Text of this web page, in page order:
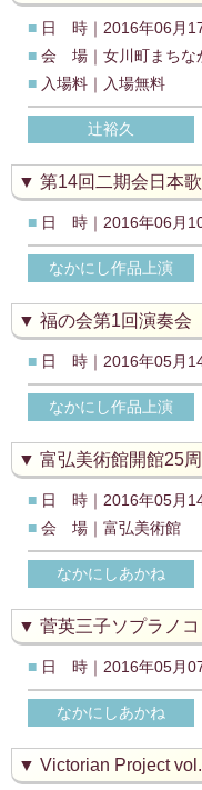
■ 日 時｜2016年06月
■ 会 場｜女川町まちな
■ 入場料｜入場無料
辻裕久
第14回二期会日本
■ 日 時｜2016年06月
なかにし作品上演
福の会第1回演奏会
■ 日 時｜2016年05月
なかにし作品上演
富弘美術館開館25
■ 日 時｜2016年05月
■ 会 場｜富弘美術館
なかにしあかね
菅英三子ソプラノコ
■ 日 時｜2016年05月
なかにしあかね
Victorian Project